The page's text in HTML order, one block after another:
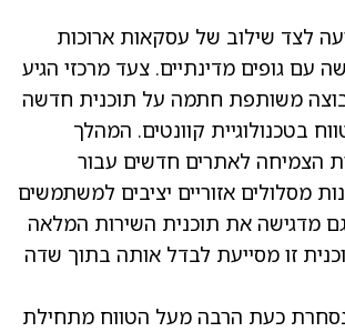
לצד שילוב של עסקאות ארוכות
עם גופים מדינתיים. צעד מרכזי הגיע
משותפת חתמה על תוכנית חדשה
בטכנולוגיית קוונטים. המהלך
הצמיחה לאתרים חדשים עבור
מסלולים אזוריים יציבים למשתמשים
מדגישה את תוכנית השירות המלאה
זו מסייעת לבדל אותה בתוך שדה
כעת הרבה מעל הטווח מתחילת